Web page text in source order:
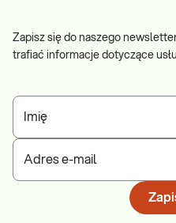
Zapisz się do naszego
trafiać informacje dotyczące
Imię
Adres e-mail